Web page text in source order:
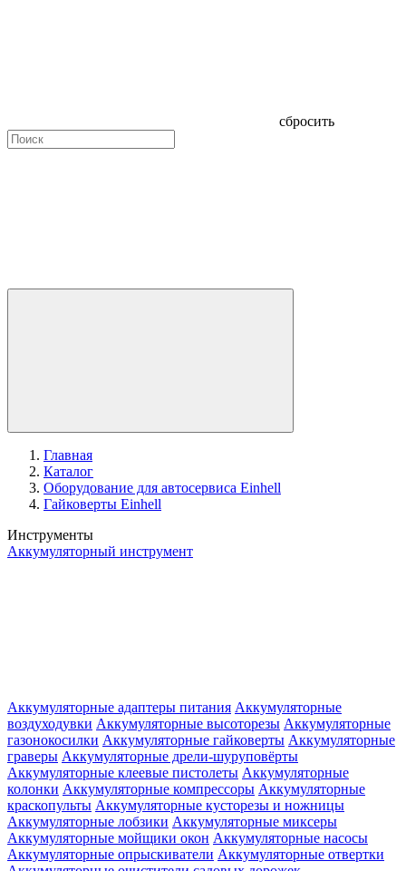
сбросить
Главная
Каталог
Оборудование для автосервиса Einhell
Гайковерты Einhell
Инструменты
Аккумуляторный инструмент
Аккумуляторные адаптеры питания Аккумуляторные
воздуходувки Аккумуляторные высоторезы Аккумуляторные
газонокосилки Аккумуляторные гайковерты Аккумуляторные
граверы Аккумуляторные дрели-шуруповёрты
Аккумуляторные клеевые пистолеты Аккумуляторные
колонки Аккумуляторные компрессоры Аккумуляторные
краскопульты Аккумуляторные кусторезы и ножницы
Аккумуляторные лобзики Аккумуляторные миксеры
Аккумуляторные мойщики окон Аккумуляторные насосы
Аккумуляторные опрыскиватели Аккумуляторные отвертки